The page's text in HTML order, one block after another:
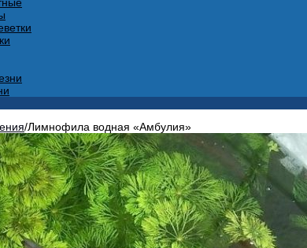
/Лимнофила водная «Амбулия»